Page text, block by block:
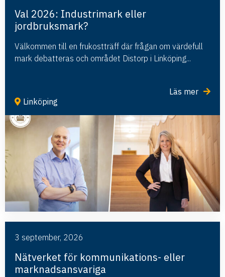
Val 2026: Industrimark eller
jordbruksmark?
Välkommen till en frukostträff där frågan om värdefull
mark debatteras och området Distorp i Linköping...
Linköping
Läs mer
3 september, 2026
Nätverket för kommunikations- eller
marknadsansvariga